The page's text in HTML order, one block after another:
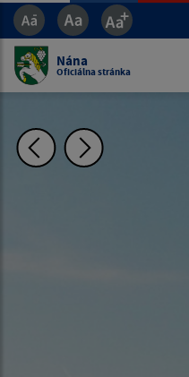
Nána
Oficiálna stránka